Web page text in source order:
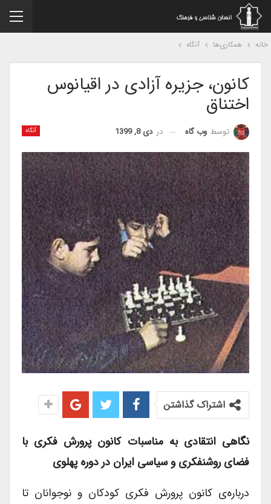
همکاری‌ها آنگاه
کانون، جزیره آزادی در اقیانوس
اختناق
آنگاه توسطوب گاه دردی 8, 1399
اشتراک گذاشتن
نگاهی انتقادی به مناسبات کانون پرورش فکری با
فضای روشنفکری و سیاسی ایران در دوره پهلوی
درباره‌ی کانون پرورش فکری کودکان و نوجوانان تا